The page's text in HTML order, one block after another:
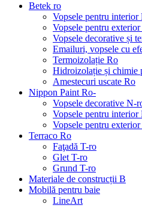
Betek ro
Vopsele pentru interior
Vopsele pentru
Vopsele decorative și
Emailuri, vopsele cu
Termoizolație Ro
Hidroizolație și chimie
Amestecuri uscate Ro
Nippon Paint Ro-
Vopsele decorative N-
Vopsele pentru interior
Vopsele pentru
Terraco Ro
Faţadă T-ro
Glet T-ro
Grund T-ro
Materiale de construcții B
Mobilă pentru baie
LineArt